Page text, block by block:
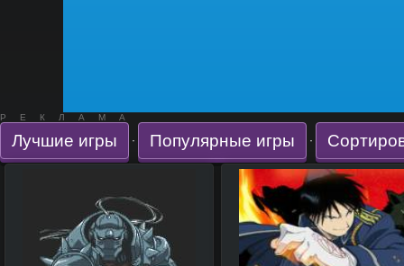
РЕКЛАМА
Лучшие игры · Популярные игры ·